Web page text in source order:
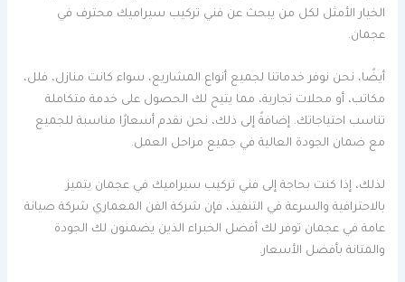
الخيار الأمثل لكل من يبحث عن فني تركيب سيراميك محترف في
عجمان.
أيضًا، نحن نوفر خدماتنا لجميع أنواع المشاريع، سواء كانت منازل، فلل،
مكاتب، أو محلات تجارية، مما يتيح لك الحصول على خدمة متكاملة
تناسب احتياجاتك. إضافةً إلى ذلك، نحن نقدم أسعارًا مناسبة للجميع
مع ضمان الجودة العالية في جميع مراحل العمل.
لذلك، إذا كنت بحاجة إلى فني تركيب سيراميك في عجمان يتميز
بالاحترافية والسرعة في التنفيذ، فإن شركة الفن المعماري شركة صيانة
عامة في عجمان توفر لك أفضل الخبراء الذين يضمنون لك الجودة
والمتانة بأفضل الأسعار.